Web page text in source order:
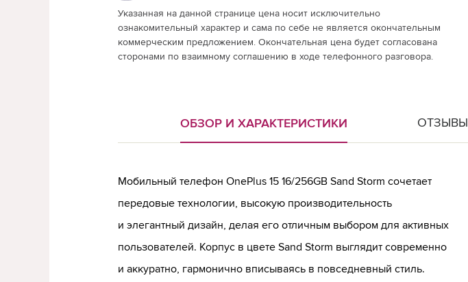
Указанная на данной странице цена носит исключительно
ознакомительный характер и сама по себе не является окончательным
коммерческим предложением. Окончательная цена будет согласована
сторонами по взаимному соглашению в ходе телефонного разговора.
ОБЗОР И ХАРАКТЕРИСТИКИ ОТЗЫВЫ
Мобильный телефон OnePlus 15 16/256GB Sand Storm сочетает
передовые технологии, высокую производительность
и элегантный дизайн, делая его отличным выбором для активных
пользователей. Корпус в цвете Sand Storm выглядит современно
и аккуратно, гармонично вписываясь в повседневный стиль.